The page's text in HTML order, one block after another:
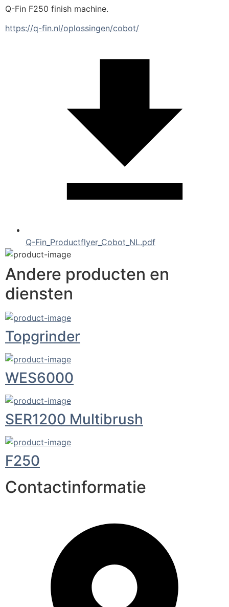
Q-Fin F250 finish machine.
https://q-fin.nl/oplossingen/cobot/
Q-Fin_Productflyer_Cobot_NL.pdf
Andere producten en
diensten
Topgrinder
WES6000
SER1200 Multibrush
F250
Contactinformatie